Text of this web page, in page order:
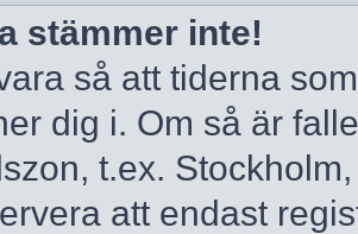
stämmer inte!
så att tiderna
dig i. Om så är
t.ex.
att endast